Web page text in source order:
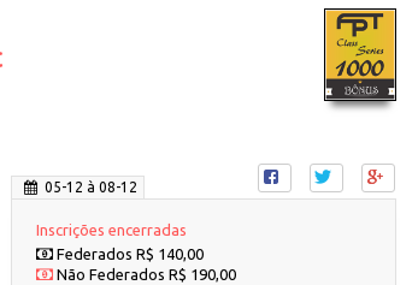
05-12 à 08-12
Inscrições encerradas
Federados R$ 140,00
Não Federados R$ 190,00